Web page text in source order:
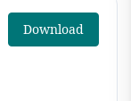
Download